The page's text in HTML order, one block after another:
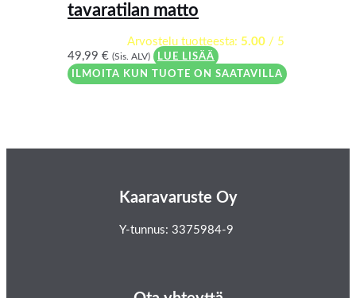
tavaratilan matto
Arvostelu tuotteesta: 5.00/ 5
49,99€ (Sis. ALV)
LUE LISÄÄ
ILMOITA KUN TUOTE ON SAATAVILLA
Kaaravaruste Oy
Y-tunnus: 3375984-9